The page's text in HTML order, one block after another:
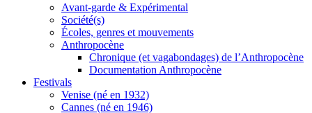
Avant-garde & Expérimental
Société(s)
Écoles, genres et mouvements
Anthropocène
Chronique (et vagabondages) de l’Anthropocène
Documentation Anthropocène
Festivals
Venise (né en 1932)
Cannes (né en 1946)